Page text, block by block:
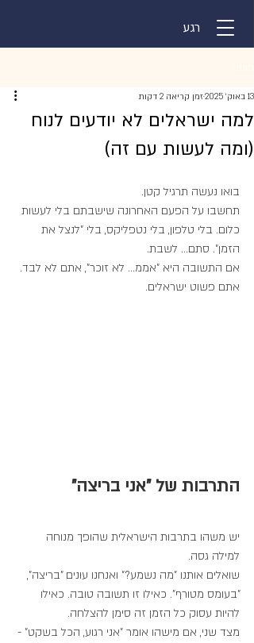
רגע
למה ישראלים לא יודעים לנוח
(ומה לעשות עם זה)
13 באוק׳ 2025 זמן קריאה 2 דקות
בואו נעשה תרגיל קטן.
תחשבו על הפעם האחרונה שישבתם בלי לעשות
כלום. בלי טלפון, בלי נטפליקס, בלי "לנצל את
הזמן". סתם... לשבת.
אם התשובה היא "אממ... לא זוכר", אתם לא לבד.
אתם פשוט ישראלים.
התרבות של "אני בריצה"
יש משהו בתרבות הישראלית שהופך מנוחה
למילה גסה.
שואלים אותנו "מה נשמע?" ואנחנו עונים "בריצה",
"בעומס מטורף". כאילו זו תשובה טובה. כאילו
להיות עסוק כל הזמן זה סימן להצלחה.
מצד שני, אם מישהו אומר "אני רגוע, הכל בשקט" -